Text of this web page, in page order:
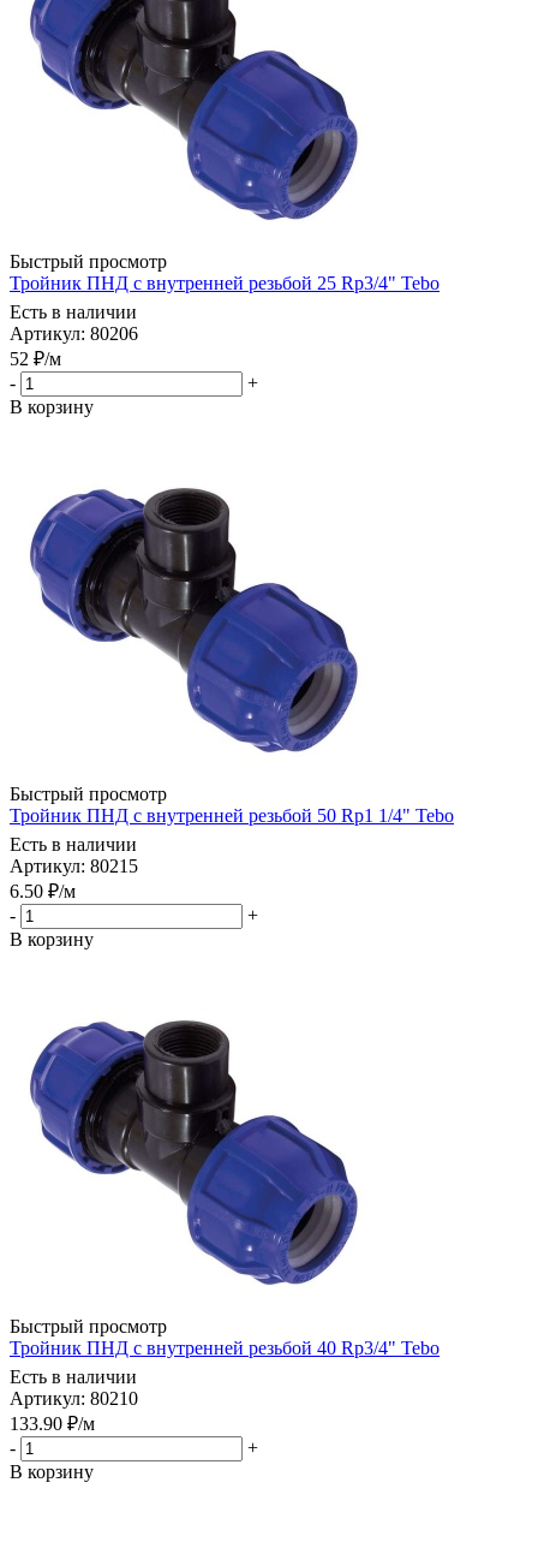
Быстрый просмотр
Тройник ПНД с внутренней резьбой 25 Rp3/4" Tebo
Есть в наличии
Артикул: 80206
52 ₽/м
-
+
В корзину
Быстрый просмотр
Тройник ПНД с внутренней резьбой 50 Rp1 1/4" Tebo
Есть в наличии
Артикул: 80215
6.50 ₽/м
-
+
В корзину
Быстрый просмотр
Тройник ПНД с внутренней резьбой 40 Rp3/4" Tebo
Есть в наличии
Артикул: 80210
133.90 ₽/м
-
+
В корзину